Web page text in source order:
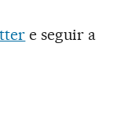
e seguir a